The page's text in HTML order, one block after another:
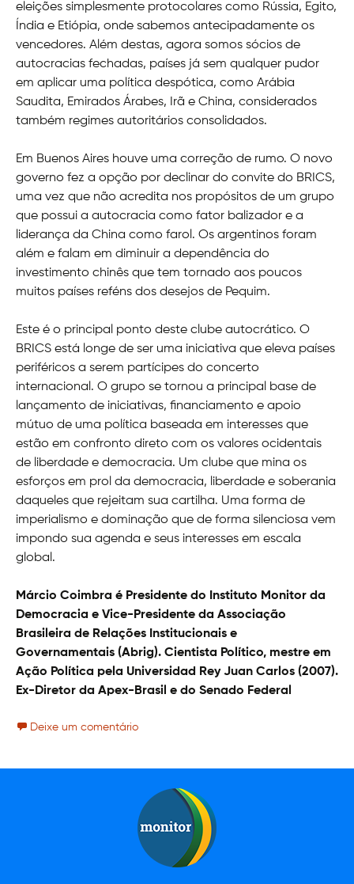
eleições simplesmente protocolares como Rússia, Egito,
Índia e Etiópia, onde sabemos antecipadamente os
vencedores. Além destas, agora somos sócios de
autocracias fechadas, países já sem qualquer pudor
em aplicar uma política despótica, como Arábia
Saudita, Emirados Árabes, Irã e China, considerados
também regimes autoritários consolidados.
Em Buenos Aires houve uma correção de rumo. O novo
governo fez a opção por declinar do convite do BRICS,
uma vez que não acredita nos propósitos de um grupo
que possui a autocracia como fator balizador e a
liderança da China como farol. Os argentinos foram
além e falam em diminuir a dependência do
investimento chinês que tem tornado aos poucos
muitos países reféns dos desejos de Pequim.
Este é o principal ponto deste clube autocrático. O
BRICS está longe de ser uma iniciativa que eleva países
periféricos a serem partícipes do concerto
internacional. O grupo se tornou a principal base de
lançamento de iniciativas, financiamento e apoio
mútuo de uma política baseada em interesses que
estão em confronto direto com os valores ocidentais
de liberdade e democracia. Um clube que mina os
esforços em prol da democracia, liberdade e soberania
daqueles que rejeitam sua cartilha. Uma forma de
imperialismo e dominação que de forma silenciosa vem
impondo sua agenda e seus interesses em escala
global.
Márcio Coimbra é Presidente do Instituto Monitor da
Democracia e Vice-Presidente da Associação
Brasileira de Relações Institucionais e
Governamentais (Abrig). Cientista Político, mestre em
Ação Política pela Universidad Rey Juan Carlos (2007).
Ex-Diretor da Apex-Brasil e do Senado Federal
Deixe um comentário